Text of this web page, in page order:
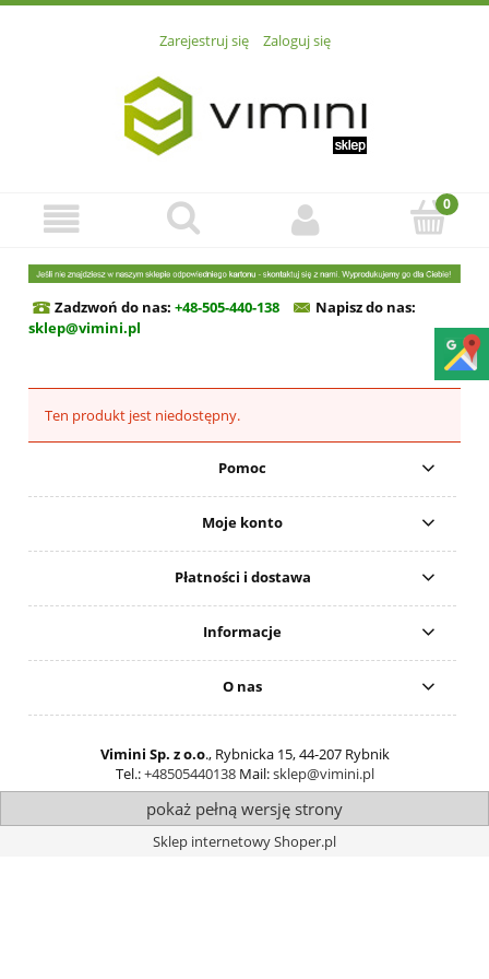
Zarejestruj się Zaloguj się
Zadzwoń do nas: +48-505-440-138 Napisz do nas:
sklep@vimini.pl
Ten produkt jest niedostępny.
Pomoc
Moje konto
Płatności i dostawa
Informacje
O nas
Vimini Sp. z o.o., Rybnicka 15, 44-207 Rybnik
Tel.:+48505440138Mail:sklep@vimini.pl
pokaż pełną wersję strony
Sklep internetowy Shoper.pl